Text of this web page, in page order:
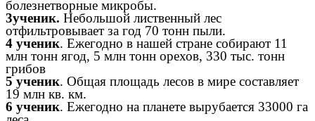
болезнетворные микробы.
3ученик. Небольшой лиственный лес
отфильтровывает за год 70 тонн пыли.
4 ученик. Ежегодно в нашей стране собирают 11
млн тонн ягод, 5 млн тонн орехов, 330 тыс. тонн
грибов
5 ученик. Общая площадь лесов в мире составляет
19 млн кв. км.
6 ученик. Ежегодно на планете вырубается 33000 га